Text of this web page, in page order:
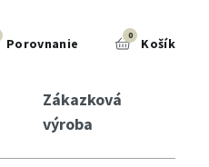
Porovnanie 0 Košík
Zákazková
výroba